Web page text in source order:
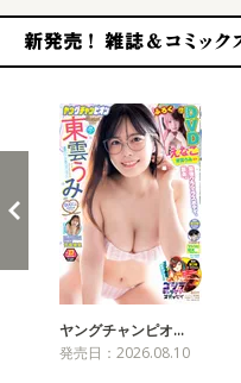
ヤングチャンピオ…
発売日：2026.08.10